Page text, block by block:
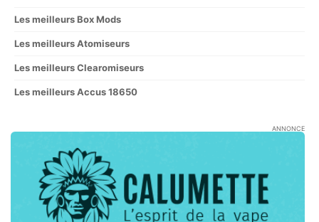
Les meilleurs Box Mods
Les meilleurs Atomiseurs
Les meilleurs Clearomiseurs
Les meilleurs Accus 18650
ANNONCE